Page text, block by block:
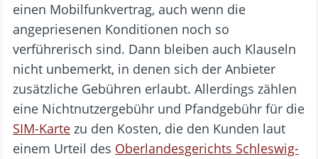
einen Mobilfunkvertrag, auch wenn die
angepriesenen Konditionen noch so
verführerisch sind. Dann bleiben auch Klauseln
nicht unbemerkt, in denen sich der Anbieter
zusätzliche Gebühren erlaubt. Allerdings zählen
eine Nichtnutzergebühr und Pfandgebühr für die
SIM-Karte zu den Kosten, die den Kunden laut
einem Urteil des Oberlandesgerichts Schleswig-